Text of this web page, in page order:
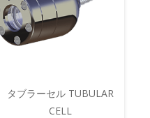
タブラーセル TUBULAR
CELL